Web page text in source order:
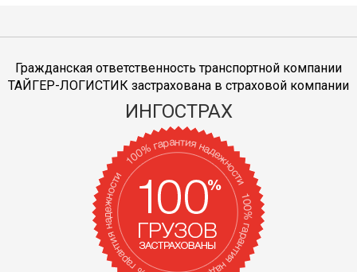
Гражданская ответственность транспортной компании
ТАЙГЕР-ЛОГИСТИК застрахована в страховой компании
ИНГОСТРАХ